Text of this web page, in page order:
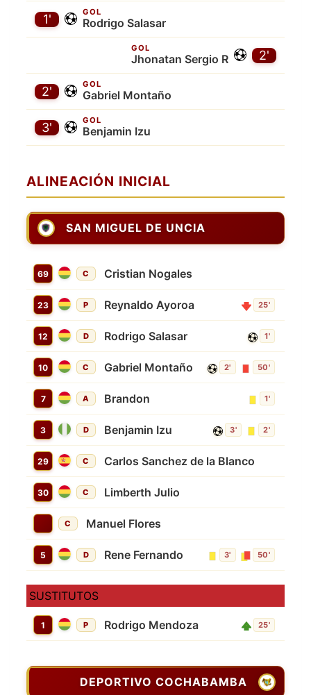
GOL
Rodrigo Salasar
1'
2'
GOL
Jhonatan Sergio R
GOL
Gabriel Montaño
2'
GOL
Benjamin Izu
3'
ALINEACIÓN INICIAL
SAN MIGUEL DE UNCIA
69 C Cristian Nogales
23 P Reynaldo Ayoroa 25'
12 D Rodrigo Salasar 1'
10 C Gabriel Montaño 2' 50'
7 A Brandon 1'
3 D Benjamin Izu 3' 2'
29 C Carlos Sanchez de la Blanco
30 C Limberth Julio
C Manuel Flores
5 D Rene Fernando 3' 50'
SUSTITUTOS
1 P Rodrigo Mendoza 25'
DEPORTIVO COCHABAMBA